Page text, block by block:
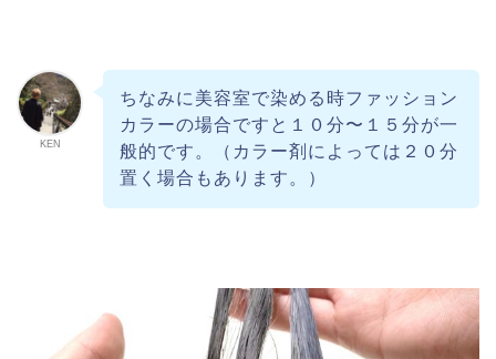
KEN
ちなみに美容室で染める時ファッション
カラーの場合ですと１０分〜１５分が一
般的です。（カラー剤によっては２０分
置く場合もあります。）